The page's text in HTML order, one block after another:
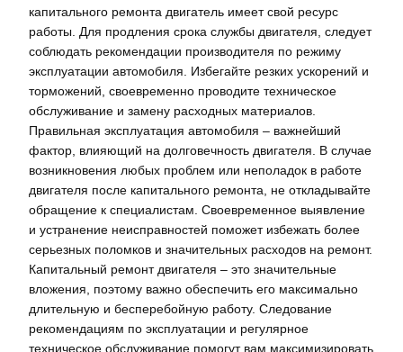
капитального ремонта двигатель имеет свой ресурс
работы. Для продления срока службы двигателя, следует
соблюдать рекомендации производителя по режиму
эксплуатации автомобиля. Избегайте резких ускорений и
торможений, своевременно проводите техническое
обслуживание и замену расходных материалов.
Правильная эксплуатация автомобиля – важнейший
фактор, влияющий на долговечность двигателя. В случае
возникновения любых проблем или неполадок в работе
двигателя после капитального ремонта, не откладывайте
обращение к специалистам. Своевременное выявление
и устранение неисправностей поможет избежать более
серьезных поломков и значительных расходов на ремонт.
Капитальный ремонт двигателя – это значительные
вложения, поэтому важно обеспечить его максимально
длительную и бесперебойную работу. Следование
рекомендациям по эксплуатации и регулярное
техническое обслуживание помогут вам максимизировать